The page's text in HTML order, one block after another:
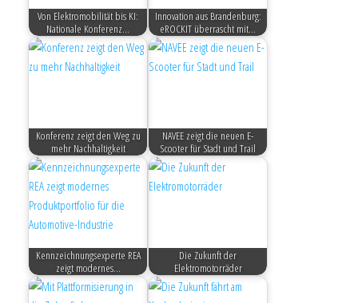
Von Elektromobilität bis KI:
Nationale Konferenz…
Innovation aus Brandenburg:
eROCKIT überrascht mit…
Konferenz zeigt den Weg zu
mehr Nachhaltigkeit
NAVEE zeigt die neuen E-
Scooter für Stadt und Trail
Kennzeichnungsexperte REA
zeigt modernes…
Die Zukunft der
Elektromotorräder